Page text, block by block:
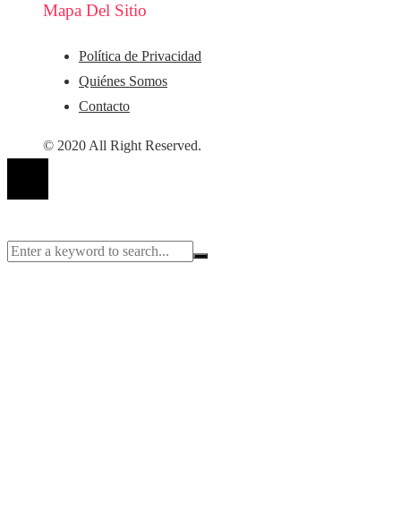
Mapa Del Sitio
Política de Privacidad
Quiénes Somos
Contacto
© 2020 All Right Reserved.